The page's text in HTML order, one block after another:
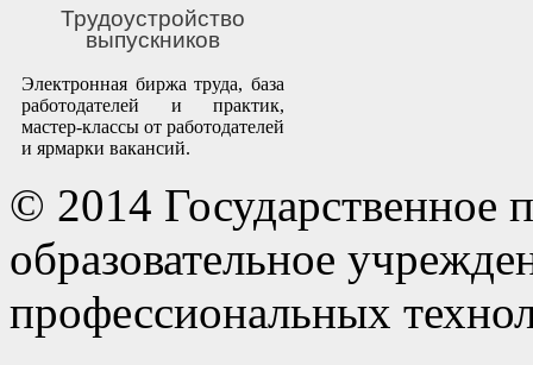
Трудоустройство
выпускников
Электронная биржа труда, база
работодателей и практик,
мастер-классы от работодателей
и ярмарки вакансий.
© 2014 Государственное
образовательное
профессиональных